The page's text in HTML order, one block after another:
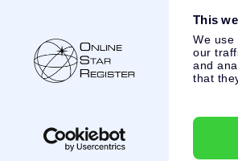
This
We use
our
and
that
Kundeservice:help@osr.org KVK: